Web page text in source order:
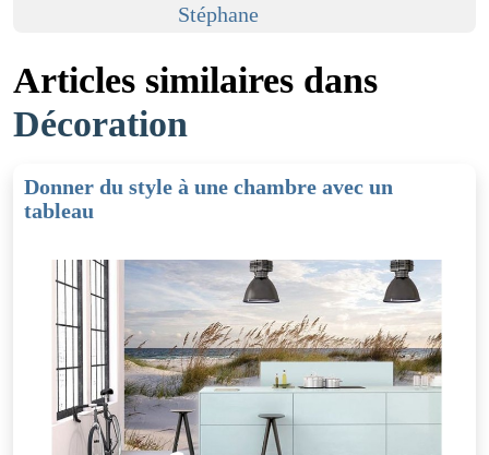
Stéphane
Articles similaires dans
Décoration
Donner du style à une chambre avec un
tableau